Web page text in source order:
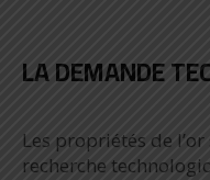
LA DEMANDE
Les propriétés de
recherche